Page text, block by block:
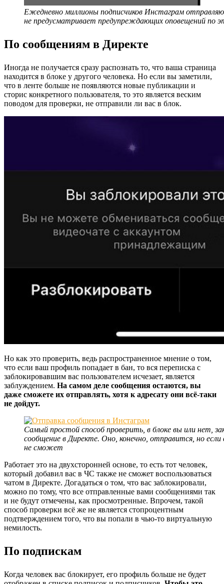
Ежедневно миллионы подписчиков Инстаграм
не предусматривает предупреждающих оповещений по
По сообщениям в Директе
Иногда не получается сразу распознать то, что ваша страница
находится в блоке у другого человека. Но если вы заметили,
что в ленте больше не появляются новые публикации и
сторис конкретного пользователя, то это является веским
поводом для проверки, не отправили ли вас в блок.
Но как это проверить, ведь распространенное мнение о том,
что если ваш профиль попадает в бан, то вся переписка с
заблокировавшим вас пользователем исчезает, является
заблуждением. На самом деле сообщения остаются, вы
даже сможете их отправлять, хотя к адресату они всё-таки
не дойдут.
Самый простой способ проверить, в блоке вы или нет,
сообщение в Директе. Оно, конечно, отправится, но
не сможет
Работает это на двухсторонней основе, то есть тот человек,
который добавил вас в ЧС также не сможет воспользоваться
чатом в Директе. Догадаться о том, что вас заблокировали,
можно по тому, что все отправленные вами сообщениями так
и не будут отмечены, как просмотренные. Впрочем, такой
способ проверки всё же не является стопроцентным
подтверждением того, что вы попали в чью-то виртуальную
немилость.
По подпискам
Когда человек вас блокирует, его профиль больше не будет